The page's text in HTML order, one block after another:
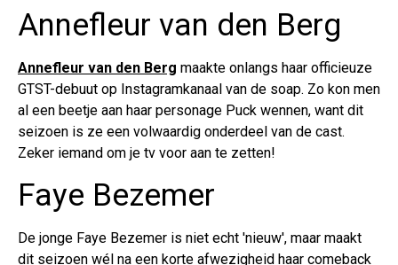
Annefleur van den Berg
Annefleur van den Berg maakte onlangs haar officieuze
GTST-debuut op Instagramkanaal van de soap. Zo kon men
al een beetje aan haar personage Puck wennen, want dit
seizoen is ze een volwaardig onderdeel van de cast.
Zeker iemand om je tv voor aan te zetten!
Faye Bezemer
De jonge Faye Bezemer is niet echt 'nieuw', maar maakt
dit seizoen wél na een korte afwezigheid haar comeback